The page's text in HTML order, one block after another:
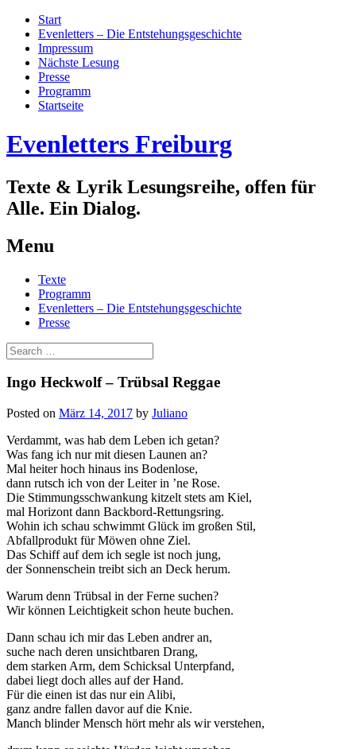
Start
Evenletters – Die Entstehungsgeschichte
Impressum
Nächste Lesung
Presse
Programm
Startseite
Evenletters Freiburg
Texte & Lyrik Lesungsreihe, offen für
Alle. Ein Dialog.
Menu
Skip
content
Texte
Programm
Evenletters – Die Entstehungsgeschichte
Presse
Search
for:
Ingo Heckwolf – Trübsal Reggae
Posted on März 14, 2017 by Juliano
Verdammt, was hab dem Leben ich getan?
Was fang ich nur mit diesen Launen an?
Mal heiter hoch hinaus ins Bodenlose,
dann rutsch ich von der Leiter in ’ne Rose.
Die Stimmungsschwankung kitzelt stets am Kiel,
mal Horizont dann Backbord-Rettungsring.
Wohin ich schau schwimmt Glück im großen Stil,
Abfallprodukt für Möwen ohne Ziel.
Das Schiff auf dem ich segle ist noch jung,
der Sonnenschein treibt sich an Deck herum.
Warum denn Trübsal in der Ferne suchen?
Wir können Leichtigkeit schon heute buchen.
Dann schau ich mir das Leben andrer an,
suche nach deren unsichtbaren Drang,
dem starken Arm, dem Schicksal Unterpfand,
dabei liegt doch alles auf der Hand.
Für die einen ist das nur ein Alibi,
ganz andre fallen davor auf die Knie.
Manch blinder Mensch hört mehr als wir verstehen,